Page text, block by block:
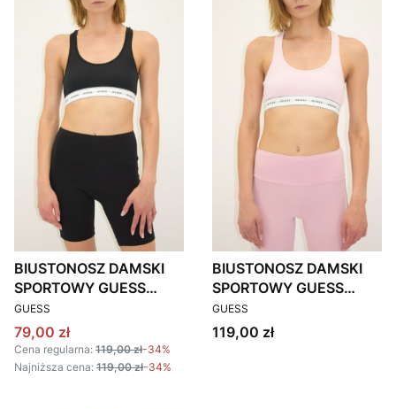
BIUSTONOSZ DAMSKI
SPORTOWY GUESS
O97C01JR04P CZARNY
PRODUCENT
GUESS
Cena promocyjna
79,00 zł
Cena regularna: 119,00 zł-34%
Najniższa cena: 119,00 zł-34%
BIUSTONOSZ DAMSKI
SPORTOWY GUESS
O97C01JR04P RÓŻOWY
PRODUCENT
GUESS
Cena
119,00 zł